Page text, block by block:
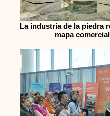
La industria de la piedra
mapa comercial